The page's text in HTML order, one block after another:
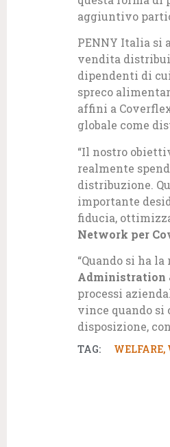
aggiuntivo
PENNY Italia si
vendita
dipendenti di
spreco
affini a
globale come
“Il nostro
realmente
distribuzione.
importante
fiducia,
Network per
“Quando si ha
Administration
processi
vince quando si
disposizione,
TAG: WELFARE,